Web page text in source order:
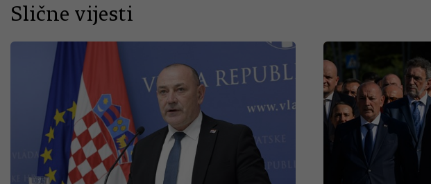
Slične vijesti